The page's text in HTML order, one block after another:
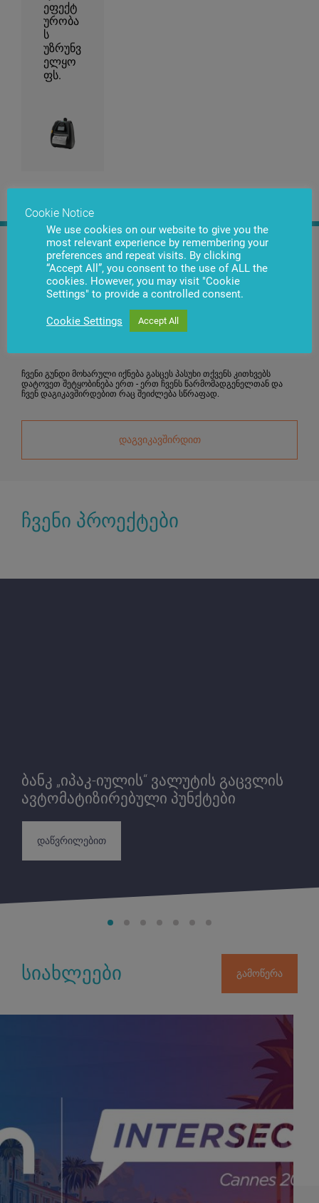
ეფექტ
ურობა
ს
უზრუნვ
ელყო
ფს.
ჩვენი გუნდი მოხარული იქნება გასცეს პასუხი თქვენს კითხვებს
დატოვეთ შეტყობინება ერთ - ერთ ჩვენს წარმომადგენელთან და
ჩვენ დაგიკავშირდებით რაც შეიძლება სწრაფად.
ემილ მუსაევი
საცალო ვაჭრობისთვის
განკუთვნილი
განყოფილების
ხელმძღვანელი
დაგვიკავშირდით
ჩვენი პროექტები
ბანკ „იპაკ-იულის“ ვალუტის გაცვლის
ავტომატიზირებული პუნქტები
დაწვრილებით
სიახლეები გამოწერა
Cookie Notice
We use cookies on our website to give you the
most relevant experience by remembering your
preferences and repeat visits. By clicking
“Accept All”, you consent to the use of ALL the
cookies. However, you may visit "Cookie
Settings" to provide a controlled consent.
Cookie Settings Accept All